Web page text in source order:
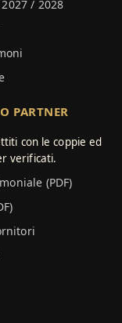
/ 2028
PARTNER
con le coppie ed
verificati.
(PDF)